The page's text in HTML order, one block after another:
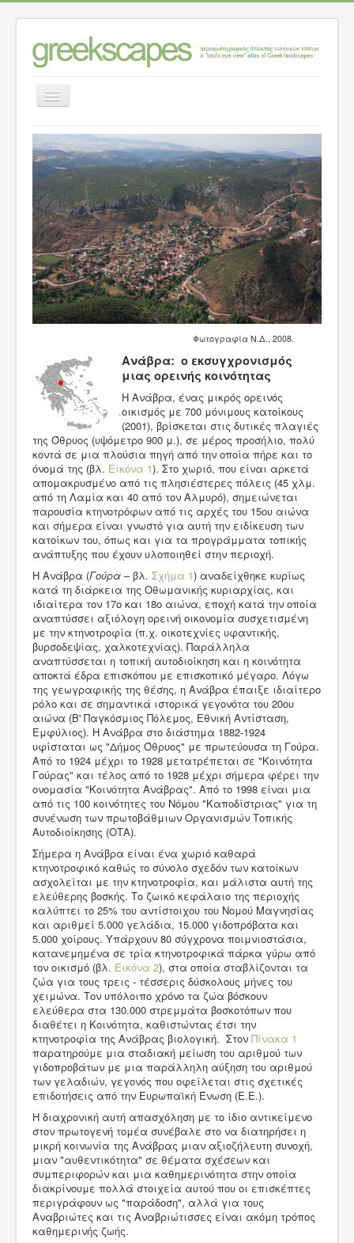
Εναλλαγή
πλοήγησης
Αρχική σελίδα >
Κατηγορίες ανάλυσης τοπίων >
Τοπία – θέσεις > Ν. ΜΑΓΝΗΣΙΑΣ >
Ανάβρα: ο εκσυγχρονισμός μιας ορεινής κοινότητας
Φωτογραφία Ν.Δ., 2008.
Ανάβρα: ο εκσυγχρονισμός
μιας ορεινής κοινότητας
Η Ανάβρα, ένας μικρός ορεινός
οικισμός με 700 μόνιμους κατοίκους
(2001), βρίσκεται στις δυτικές πλαγιές
της Όθρυος (υψόμετρο 900 μ.), σε μέρος προσήλιο, πολύ
κοντά σε μια πλούσια πηγή από την οποία πήρε και το
όνομά της (βλ. Εικόνα 1). Στο χωριό, που είναι αρκετά
απομακρυσμένο από τις πλησιέστερες πόλεις (45 χλμ.
από τη Λαμία και 40 από τον Αλμυρό), σημειώνεται
παρουσία κτηνοτρόφων από τις αρχές του 15ου αιώνα
και σήμερα είναι γνωστό για αυτή την ειδίκευση των
κατοίκων του, όπως και για τα προγράμματα τοπικής
ανάπτυξης που έχουν υλοποιηθεί στην περιοχή.
Η Ανάβρα (Γούρα – βλ. Σχήμα 1) αναδείχθηκε κυρίως
κατά τη διάρκεια της Οθωμανικής κυριαρχίας, και
ιδιαίτερα τον 17ο και 18ο αιώνα, εποχή κατά την οποία
αναπτύσσει αξιόλογη ορεινή οικονομία συσχετισμένη
με την κτηνοτροφία (π.χ. οικοτεχνίες υφαντικής,
βυρσοδεψίας, χαλκοτεχνίας). Παράλληλα
αναπτύσσεται η τοπική αυτοδιοίκηση και η κοινότητα
αποκτά έδρα επισκόπου με επισκοπικό μέγαρο. Λόγω
της γεωγραφικής της θέσης, η Ανάβρα έπαιξε ιδιαίτερο
ρόλο και σε σημαντικά ιστορικά γεγονότα του 20ου
αιώνα (Β' Παγκόσμιος Πόλεμος, Εθνική Αντίσταση,
Εμφύλιος). Η Ανάβρα στο διάστημα 1882-1924
υφίσταται ως "Δήμος Όθρυος" με πρωτεύουσα τη Γούρα.
Από το 1924 μέχρι το 1928 μετατρέπεται σε "Κοινότητα
Γούρας" και τέλος από το 1928 μέχρι σήμερα φέρει την
ονομασία "Κοινότητα Ανάβρας". Από το 1998 είναι μια
από τις 100 κοινότητες του Νόμου "Καποδίστριας" για τη
συνένωση των πρωτοβάθμιων Οργανισμών Τοπικής
Αυτοδιοίκησης (ΟΤΑ).
Σήμερα η Ανάβρα είναι ένα χωριό καθαρά
κτηνοτροφικό καθώς το σύνολο σχεδόν των κατοίκων
ασχολείται με την κτηνοτροφία, και μάλιστα αυτή της
ελεύθερης βοσκής. Το ζωικό κεφάλαιο της περιοχής
καλύπτει το 25% του αντίστοιχου του Νομού Μαγνησίας
και αριθμεί 5.000 γελάδια, 15.000 γιδοπρόβατα και
5.000 χοίρους. Υπάρχουν 80 σύγχρονα ποιμνιοστάσια,
κατανεμημένα σε τρία κτηνοτροφικά πάρκα γύρω από
τον οικισμό (βλ. Εικόνα 2), στα οποία σταβλίζονται τα
ζώα για τους τρεις - τέσσερις δύσκολους μήνες του
χειμώνα. Τον υπόλοιπο χρόνο τα ζώα βόσκουν
ελεύθερα στα 130.000 στρεμμάτα βοσκοτόπων που
διαθέτει η Κοινότητα, καθιστώντας έτσι την
κτηνοτροφία της Ανάβρας βιολογική. Στον Πίνακα 1
παρατηρούμε μια σταδιακή μείωση του αριθμού των
γιδοπροβάτων με μια παράλληλη αύξηση του αριθμού
των γελαδιών, γεγονός που οφείλεται στις σχετικές
επιδοτήσεις από την Ευρωπαϊκή Ένωση (Ε.Ε.).
Η διαχρονική αυτή απασχόληση με το ίδιο αντικείμενο
στον πρωτογενή τομέα συνέβαλε στο να διατηρήσει η
μικρή κοινωνία της Ανάβρας μιαν αξιοζήλευτη συνοχή,
μιαν "αυθεντικότητα" σε θέματα σχέσεων και
συμπεριφορών και μια καθημερινότητα στην οποία
διακρίνουμε πολλά στοιχεία αυτού που οι επισκέπτες
περιγράφουν ως "παράδοση", αλλά για τους
Αναβριώτες και τις Αναβριώτισσες είναι ακόμη τρόπος
καθημερινής ζωής.